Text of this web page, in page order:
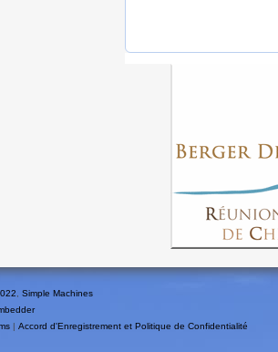
, Simple Machines
| Accord d'Enregistrement et Politique de Confidentialité